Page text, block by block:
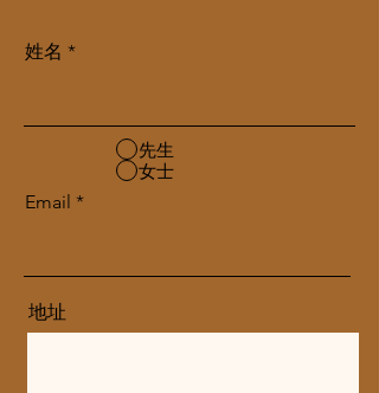
姓名
先生
女士
Email
地址